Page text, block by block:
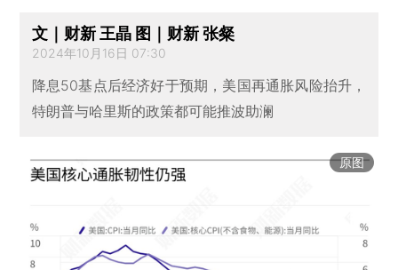
文｜财新 王晶 图｜财新 张粲
2024年10月16日 07:30
降息50基点后经济好于预期，美国再通胀风险抬升，
特朗普与哈里斯的政策都可能推波助澜
原图